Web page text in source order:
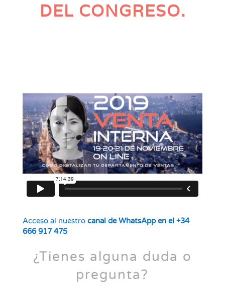
DEL CONGRESO.
Acceso al nuestro canal de WhatsApp en el +34
666 917 475
¿Tienes alguna duda o
pregunta?